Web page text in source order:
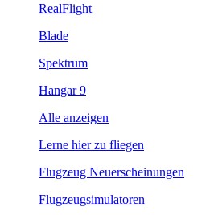
RealFlight
Blade
Spektrum
Hangar 9
Alle anzeigen
Lerne hier zu fliegen
Flugzeug Neuerscheinungen
Flugzeugsimulatoren